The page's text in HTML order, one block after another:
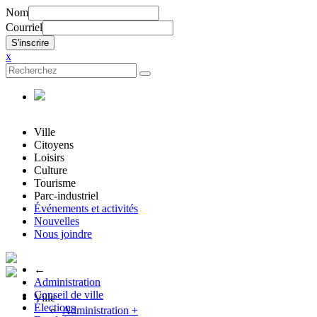
Nom
Courriel
x
Ville
Citoyens
Loisirs
Culture
Tourisme
Parc-industriel
Événements et activités
Nouvelles
Nous joindre
←
Administration
Conseil de ville
Élections
Ville
Administration +